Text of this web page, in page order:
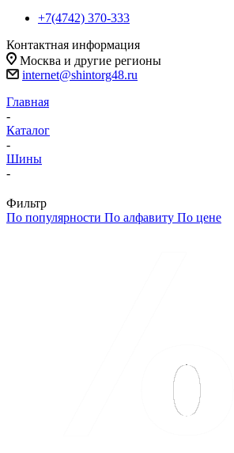
+7(4742) 370-333
Контактная информация
Москва и другие регионы
internet@shintorg48.ru
Главная
-
Каталог
-
Шины
-
Фильтр
По популярности По алфавиту По цене